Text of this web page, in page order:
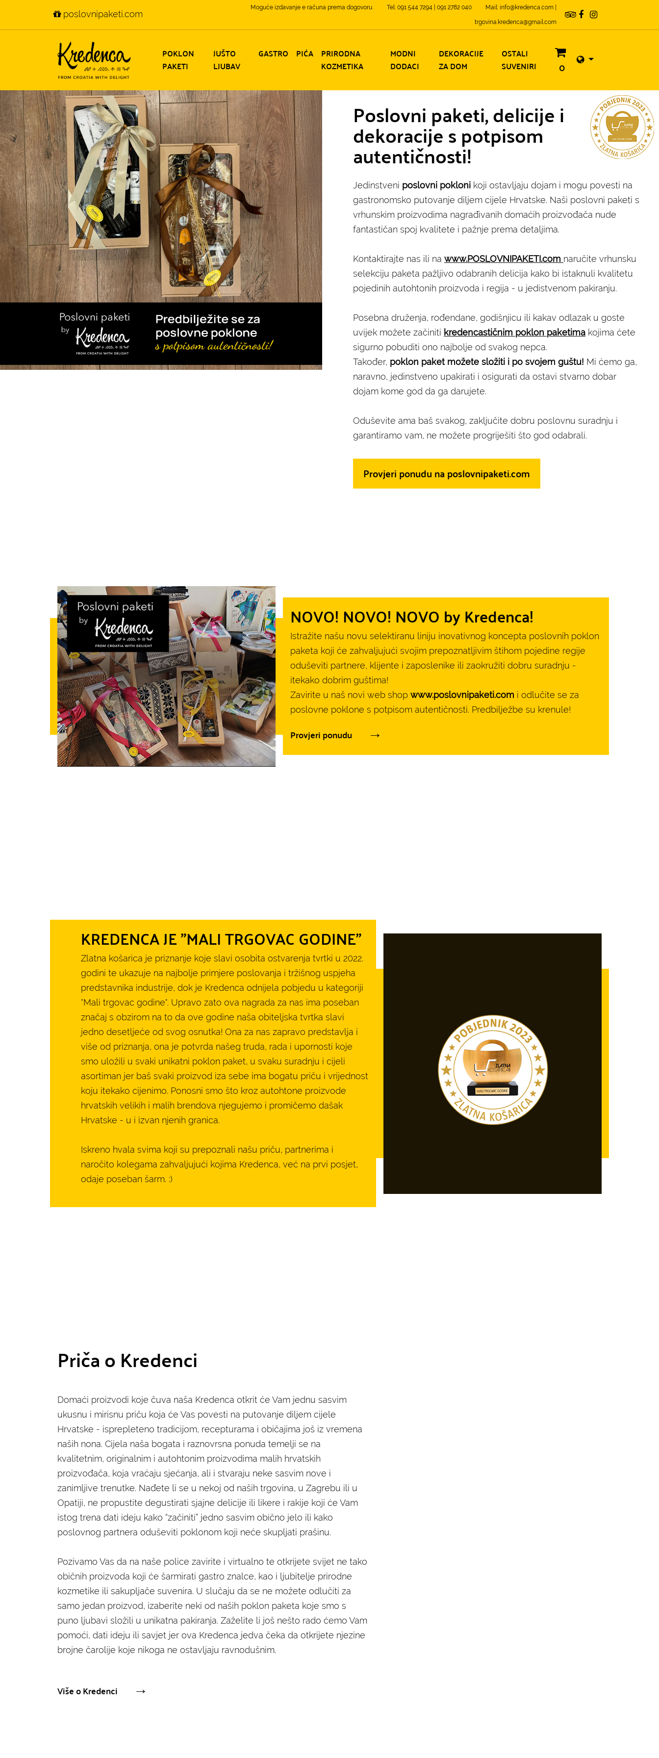
poslovnipaketi.com
Moguće izdavanje e računa prema dogovoru. Tel: 091 544 7294 | 091 2782 040 Mail: info@kredenca.com |
trgovina.kredenca@gmail.com
POKLON
PAKETI
JUŠTO
LJUBAV
GASTRO PIĆA PRIRODNA
KOZMETIKA
MODNI
DODACI
DEKORACIJE
ZA DOM
OSTALI
SUVENIRI
0
Poslovni paketi, delicije i
dekoracije s potpisom
autentičnosti!
Jedinstveni poslovni pokloni koji ostavljaju dojam i mogu povesti na
gastronomsko putovanje diljem cijele Hrvatske. Naši poslovni paketi s
vrhunskim proizvodima nagrađivanih domaćih proizvođača nude
fantastičan spoj kvalitete i pažnje prema detaljima.
Kontaktirajte nas ili na www.POSLOVNIPAKETI.com naručite vrhunsku
selekciju paketa pažljivo odabranih delicija kako bi istaknuli kvalitetu
pojedinih autohtonih proizvoda i regija - u jedistvenom pakiranju.
Posebna druženja, rođendane, godišnjicu ili kakav odlazak u goste
uvijek možete začiniti kredencastičnim poklon paketima kojima ćete
sigurno pobuditi ono najbolje od svakog nepca.
Također, poklon paket možete složiti i po svojem guštu! Mi ćemo ga,
naravno, jedinstveno upakirati i osigurati da ostavi stvarno dobar
dojam kome god da ga darujete.
Oduševite ama baš svakog, zaključite dobru poslovnu suradnju i
garantiramo vam, ne možete progriješiti što god odabrali.
Provjeri ponudu na poslovnipaketi.com
NOVO! NOVO! NOVO by Kredenca!
Istražite našu novu selektiranu liniju inovativnog koncepta poslovnih poklon
paketa koji će zahvaljujući svojim prepoznatljivim štihom pojedine regije
oduševiti partnere, klijente i zaposlenike ili zaokružiti dobru suradnju -
itekako dobrim guštima!
Zavirite u naš novi web shop www.poslovnipaketi.com i odlučite se za
poslovne poklone s potpisom autentičnosti. Predbilježbe su krenule!
Provjeri ponudu
KREDENCA JE "MALI TRGOVAC GODINE"
Zlatna košarica je priznanje koje slavi osobita ostvarenja tvrtki u 2022.
godini te ukazuje na najbolje primjere poslovanja i tržišnog uspjeha
predstavnika industrije, dok je Kredenca odnijela pobjedu u kategoriji
"Mali trgovac godine". Upravo zato ova nagrada za nas ima poseban
značaj s obzirom na to da ove godine naša obiteljska tvrtka slavi
jedno desetljeće od svog osnutka! Ona za nas zapravo predstavlja i
više od priznanja, ona je potvrda našeg truda, rada i upornosti koje
smo uložili u svaki unikatni poklon paket, u svaku suradnju i cijeli
asortiman jer baš svaki proizvod iza sebe ima bogatu priču i vrijednost
koju itekako cijenimo. Ponosni smo što kroz autohtone proizvode
hrvatskih velikih i malih brendova njegujemo i promičemo dašak
Hrvatske - u i izvan njenih granica.
Iskreno hvala svima koji su prepoznali našu priču, partnerima i
naročito kolegama zahvaljujući kojima Kredenca, već na prvi posjet,
odaje poseban šarm. :)
Priča o Kredenci
Domaći proizvodi koje čuva naša Kredenca otkrit će Vam jednu sasvim
ukusnu i mirisnu priču koja će Vas povesti na putovanje diljem cijele
Hrvatske - isprepleteno tradicijom, recepturama i običajima još iz vremena
naših nona. Cijela naša bogata i raznovrsna ponuda temelji se na
kvalitetnim, originalnim i autohtonim proizvodima malih hrvatskih
proizvođača, koja vraćaju sjećanja, ali i stvaraju neke sasvim nove i
zanimljive trenutke. Nađete li se u nekoj od naših trgovina, u Zagrebu ili u
Opatiji, ne propustite degustirati sjajne delicije ili likere i rakije koji će Vam
istog trena dati ideju kako “začiniti” jedno sasvim obično jelo ili kako
poslovnog partnera oduševiti poklonom koji neće skupljati prašinu.
Pozivamo Vas da na naše police zavirite i virtualno te otkrijete svijet ne tako
običnih proizvoda koji će šarmirati gastro znalce, kao i ljubitelje prirodne
kozmetike ili sakupljače suvenira. U slučaju da se ne možete odlučiti za
samo jedan proizvod, izaberite neki od naših poklon paketa koje smo s
puno ljubavi složili u unikatna pakiranja. Zaželite li još nešto rado ćemo Vam
pomoći, dati ideju ili savjet jer ova Kredenca jedva čeka da otkrijete njezine
brojne čarolije koje nikoga ne ostavljaju ravnodušnim.
Više o Kredenci